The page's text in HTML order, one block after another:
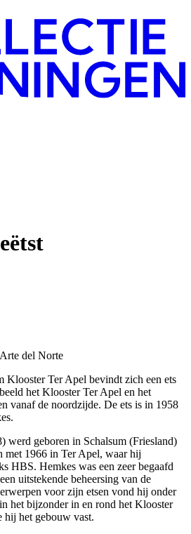
del Norte
Klooster Ter Apel bevindt zich een ets
het Klooster Ter Apel en het
vanaf de noordzijde. De ets is in 1958
werd geboren in Schalsum (Friesland)
met 1966 in Ter Apel, waar hij
HBS. Hemkes was een zeer begaafd
uitstekende beheersing van de
voor zijn etsen vond hij onder
het bijzonder in en rond het Klooster
hij het gebouw vast.